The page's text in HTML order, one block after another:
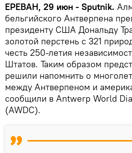
ЕРЕВАН, 29 июн - Sputnik.
бельгийского Антверпена
президенту США Дональду
золотой перстень с 321
честь 250-летия
Штатов. Таким образом
решили напомнить о
между Антверпеном и
сообщили в Antwerp World
(AWDC).